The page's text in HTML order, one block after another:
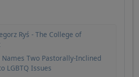
Ryś - The College of
Names Two Pastorally-Inclined
LGBTQ Issues